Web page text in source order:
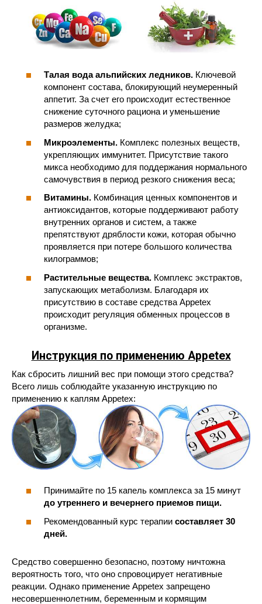
Талая вода альпийских ледников. Ключевой
компонент состава, блокирующий неумеренный
аппетит. За счет его происходит естественное
снижение суточного рациона и уменьшение
размеров желудка;
Микроэлементы. Комплекс полезных веществ,
укрепляющих иммунитет. Присутствие такого
микса необходимо для поддержания нормального
самочувствия в период резкого снижения веса;
Витамины. Комбинация ценных компонентов и
антиоксидантов, которые поддерживают работу
внутренних органов и систем, а также
препятствуют дряблости кожи, которая обычно
проявляется при потере большого количества
килограммов;
Растительные вещества. Комплекс экстрактов,
запускающих метаболизм. Благодаря их
присутствию в составе средства Appetex
происходит регуляция обменных процессов в
организме.
Инструкция по применению Appetex
Как сбросить лишний вес при помощи этого средства?
Всего лишь соблюдайте указанную инструкцию по
применению к каплям Appetex:
Принимайте по 15 капель комплекса за 15 минут
до утреннего и вечернего приемов пищи.
Рекомендованный курс терапии составляет 30
дней.
Средство совершенно безопасно, поэтому ничтожна
вероятность того, что оно спровоцирует негативные
реакции. Однако применение Appetex запрещено
несовершеннолетним, беременным и кормящим